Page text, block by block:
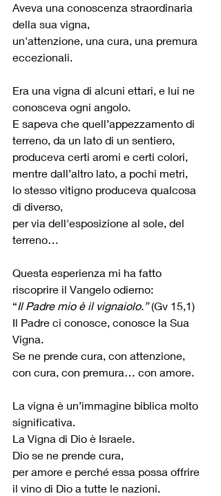
Aveva una conoscenza straordinaria
della sua vigna,
un'attenzione, una cura, una premura
eccezionali.
Era una vigna di alcuni ettari, e lui ne
conosceva ogni angolo.
E sapeva che quell’appezzamento di
terreno, da un lato di un sentiero,
produceva certi aromi e certi colori,
mentre dall’altro lato, a pochi metri,
lo stesso vitigno produceva qualcosa
di diverso,
per via dell'esposizione al sole, del
terreno…
Questa esperienza mi ha fatto
riscoprire il Vangelo odierno:
“Il Padre mio è il vignaiolo.” (Gv 15,1)
Il Padre ci conosce, conosce la Sua
Vigna.
Se ne prende cura, con attenzione,
con cura, con premura… con amore.
La vigna è un’immagine biblica molto
significativa.
La Vigna di Dio è Israele.
Dio se ne prende cura,
per amore e perché essa possa offrire
il vino di Dio a tutte le nazioni.